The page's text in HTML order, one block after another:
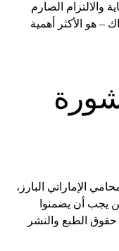
والالتزام الصارم
– هو الأكثر أهمية
الإماراتي البارز،
يجب أن يضمنوا
الطبع والنشر